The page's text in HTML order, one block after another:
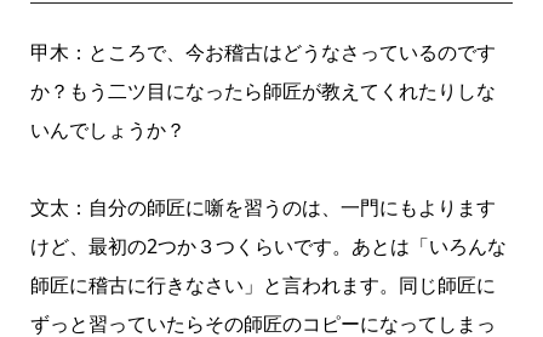
甲木：ところで、今お稽古はどうなさっているのです
か？もう二ツ目になったら師匠が教えてくれたりしな
いんでしょうか？
文太：自分の師匠に噺を習うのは、一門にもよります
けど、最初の2つか３つくらいです。あとは「いろんな
師匠に稽古に行きなさい」と言われます。同じ師匠に
ずっと習っていたらその師匠のコピーになってしまっ